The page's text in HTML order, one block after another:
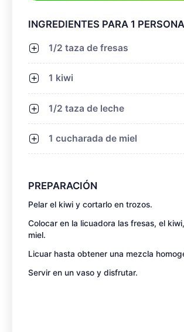
INGREDIENTES PARA 1 PERSONA
1/2 taza de fresas
1 kiwi
1/2 taza de leche
1 cucharada de miel
PREPARACIÓN
Pelar el kiwi y cortarlo en trozos.
Colocar en la licuadora las fresas, el
miel.
Licuar hasta obtener una mezcla
Servir en un vaso y disfrutar.